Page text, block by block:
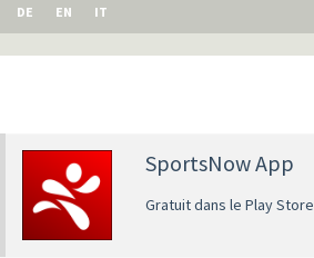
DE EN IT
SportsNow App
Gratuit dans le Play Store